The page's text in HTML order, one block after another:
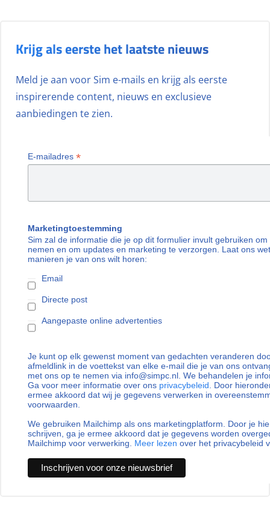
Krijg als eerste het laatste nieuws
Meld je aan voor Sim e-mails en krijg als eerste
inspirerende content, nieuws en exclusieve
aanbiedingen te zien.
E-mailadres *
Marketingtoestemming
Sim zal de informatie die je op dit formulier invult gebruiken
nemen en om updates en marketing te verzorgen. Laat ons
manieren je van ons wilt horen:
Email
Directe post
Aangepaste online advertenties
Je kunt op elk gewenst moment van gedachten veranderen
afmeldlink in de voettekst van elke e-mail die je van ons
met ons op te nemen via info@simpc.nl. We behandelen je
Ga voor meer informatie over ons privacybeleid. Door
ermee akkoord dat wij je gegevens verwerken in
voorwaarden.
We gebruiken Mailchimp als ons marketingplatform. Door je
schrijven, ga je ermee akkoord dat je gegevens worden
Mailchimp voor verwerking. Meer lezen over het privacybeleid